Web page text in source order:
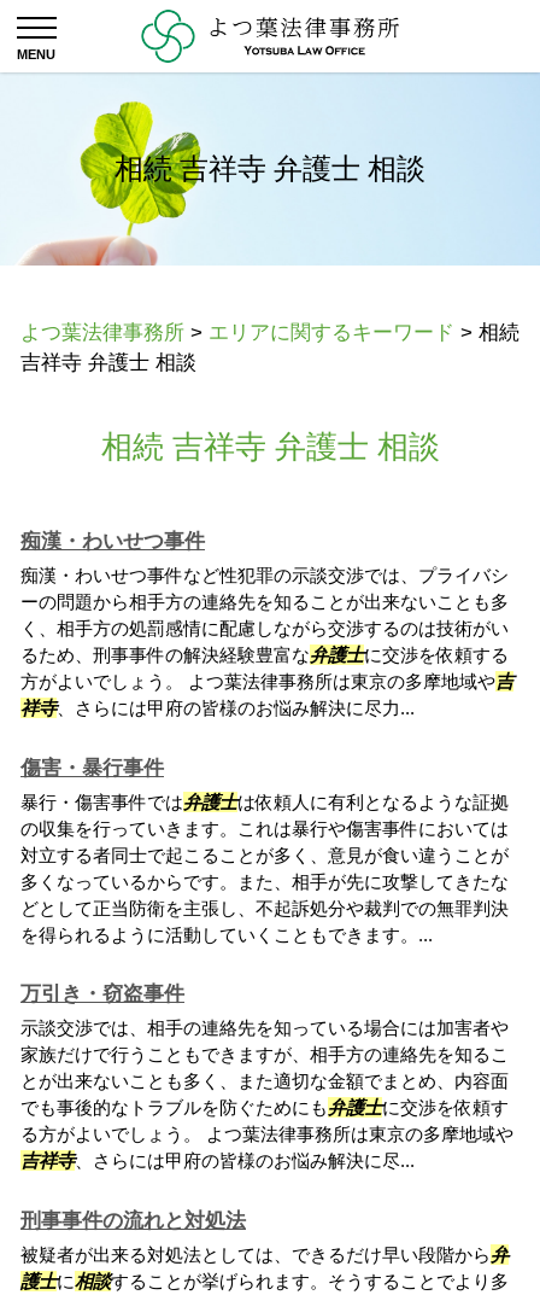
相続 吉祥寺 弁護士 相談
よつ葉法律事務所 > エリアに関するキーワード > 相続
吉祥寺 弁護士 相談
相続 吉祥寺 弁護士 相談
痴漢・わいせつ事件
痴漢・わいせつ事件など性犯罪の示談交渉では、プライバシ
ーの問題から相手方の連絡先を知ることが出来ないことも多
く、相手方の処罰感情に配慮しながら交渉するのは技術がい
るため、刑事事件の解決経験豊富な弁護士に交渉を依頼する
方がよいでしょう。 よつ葉法律事務所は東京の多摩地域や吉
祥寺、さらには甲府の皆様のお悩み解決に尽力...
傷害・暴行事件
暴行・傷害事件では弁護士は依頼人に有利となるような証拠
の収集を行っていきます。これは暴行や傷害事件においては
対立する者同士で起こることが多く、意見が食い違うことが
多くなっているからです。また、相手が先に攻撃してきたな
どとして正当防衛を主張し、不起訴処分や裁判での無罪判決
を得られるように活動していくこともできます。...
万引き・窃盗事件
示談交渉では、相手の連絡先を知っている場合には加害者や
家族だけで行うこともできますが、相手方の連絡先を知るこ
とが出来ないことも多く、また適切な金額でまとめ、内容面
でも事後的なトラブルを防ぐためにも弁護士に交渉を依頼す
る方がよいでしょう。 よつ葉法律事務所は東京の多摩地域や
吉祥寺、さらには甲府の皆様のお悩み解決に尽...
刑事事件の流れと対処法
被疑者が出来る対処法としては、できるだけ早い段階から弁
護士に相談することが挙げられます。そうすることでより多